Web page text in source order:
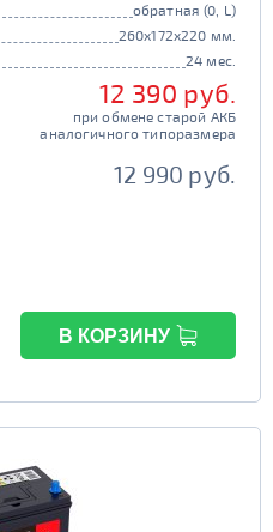
обратная (0, L)
260x172x220 мм.
24 мес.
12 390 руб.
при обмене старой АКБ
аналогичного типоразмера
12 990 руб.
В КОРЗИНУ